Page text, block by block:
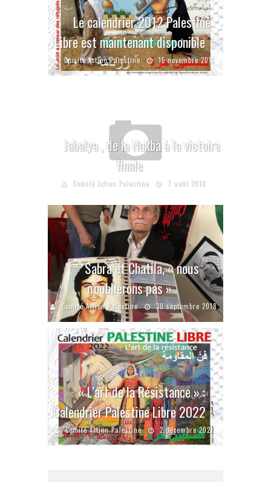
Le calendrier 2012 Palestine
Libre est maintenant disponible
Comité Action Palestine 15 novembre 2011
Jabalya , de la Nakba à la victoire
finale
Comité Action Palestine 7 août 2018
Sabra et Chatila, « nous
n’oublierons pas »
Comité Action Palestine 30 septembre 2018
« L’art de la Résistance » :
Calendrier Palestine Libre 2022
Comité Action Palestine 2 décembre 2021